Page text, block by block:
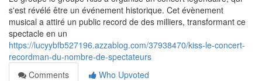
s'est révélé être un événement historique. Cet évènement
musical a attiré un public record de des milliers, transformant ce
spectacle en un
https://lucyybfb527196.azzablog.com/37938470/kiss-le-concert-
recordman-du-nombre-de-spectateurs
Comments
Who Upvoted